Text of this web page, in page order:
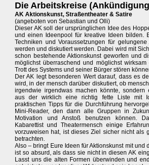
Die Arbeitskreise
AK Aktionskunst, Straßentheater & Satire
(angeboten von Sebastian und Olli)
Dieser AK soll der ursprünglichen Idee des
und einen Ideenpool für kreative Ideen bilden.
Techniken und Voraussetzungen für gelungene
werden und diskutiert werden. Dabei wird mit
schon bestehende Aktionskunst geworfen und
möglichst überraschend und möglichst wirksam
Trott des Systems und seiner Bürger stören
Der AK legt besonderen Wert darauf, dass es
wird, in der mensch darüber diskutiert, ob
irgendwie irgendwas machen könnte, sondern
aus der wirklich eine richtig fette Liste mit
praktischen Tipps für die Durchführung
Mini-Reader, den dann alle Gruppen in
Motivation und Anstoß benutzen können.
Kabarettist und Theatermensch einige
vorzuweisen hat, ist dieses Ziel sicher nicht als
betrachten.
Also – bringt Eure Ideen für Aktionskunst mit und
ist so absurd, als dass sie nicht in diesen AK
Lasst uns die alten Formen überwinden und